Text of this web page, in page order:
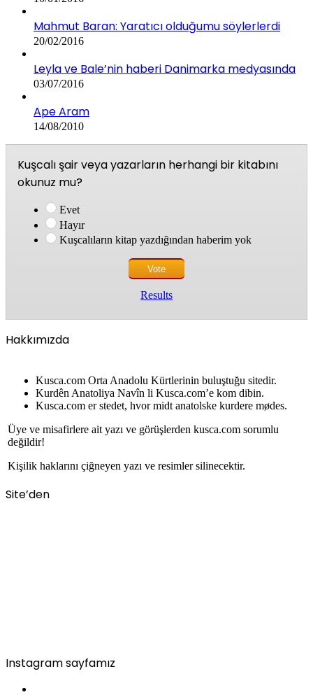
Mahmut Baran: Yaratıcı olduğumu söylerlerdi
20/02/2016
Leyla ve Bale’nin haberi Danimarka medyasında
03/07/2016
Ape Aram
14/08/2010
Kuşcalı şair veya yazarların herhangi bir kitabını
okunuz mu?
Evet
Hayır
Kuşcalıların kitap yazdığından haberim yok
Results
Hakkımızda
Kusca.com Orta Anadolu Kürtlerinin buluştuğu sitedir.
Kurdên Anatoliya Navîn li Kusca.com’e kom dibin.
Kusca.com er stedet, hvor midt anatolske kurdere mødes.
Üye ve misafirlere ait yazı ve görüşlerden kusca.com sorumlu
değildir!
Kişilik haklarını çiğneyen yazı ve resimler silinecektir.
Site’den
Instagram sayfamız